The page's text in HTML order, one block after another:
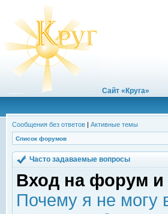
Сайт «Круга»
Сообщения без ответов | Активные темы
Список форумов
Часто задаваемые вопросы
Вход на форум и
Почему я не могу